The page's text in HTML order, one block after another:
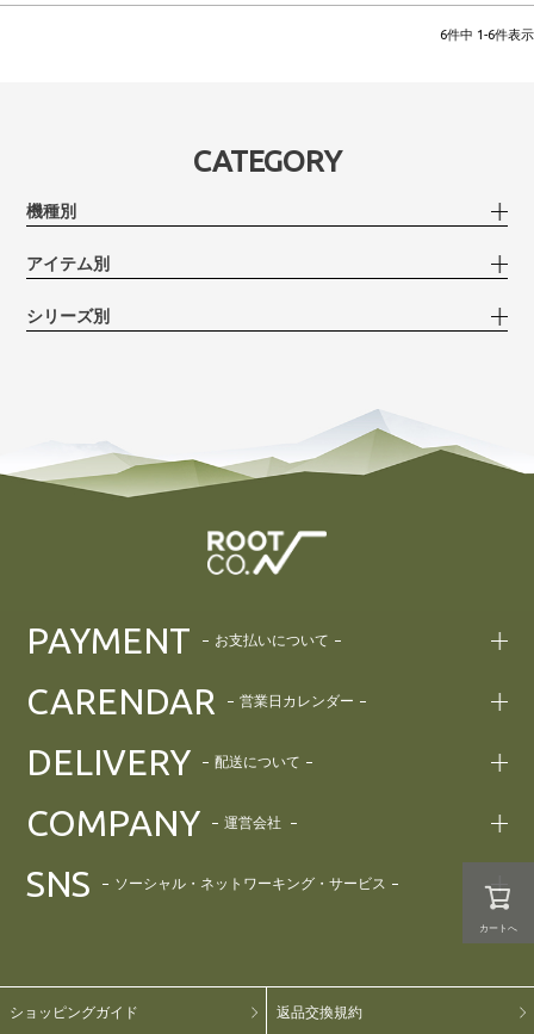
6件中 1-6件表示
カートへ
CATEGORY
機種別
アイテム別
シリーズ別
PAYMENT お支払いについて
CARENDAR 営業日カレンダー
DELIVERY 配送について
COMPANY 運営会社
SNS ソーシャル・ネットワーキング・サービス
ショッピングガイド 返品交換規約